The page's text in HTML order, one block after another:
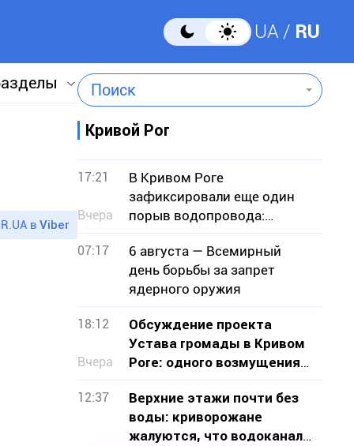
UA RU
Поиск
в Viber
Кривой Рог
17:21
Вчера
В Кривом Роге
зафиксировали еще один
порыв водопровода:
подтопило земельные
участки
07:17
6 августа — Всемирный
день борьбы за запрет
ядерного оружия
18:12
Вчера
Обсуждение проекта
Устава громады в Кривом
Роге: одного возмущения
мало, нужно действовать
12:37
Верхние этажи почти без
воды: криворожане
жалуются, что водоканал